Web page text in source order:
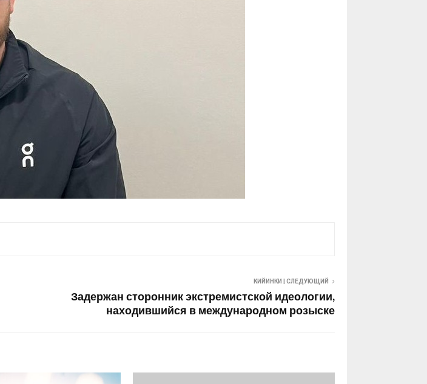
КИЙИНКИ | СЛЕДУЮЩИЙ
Задержан сторонник экстремистской идеологии,
находившийся в международном розыске